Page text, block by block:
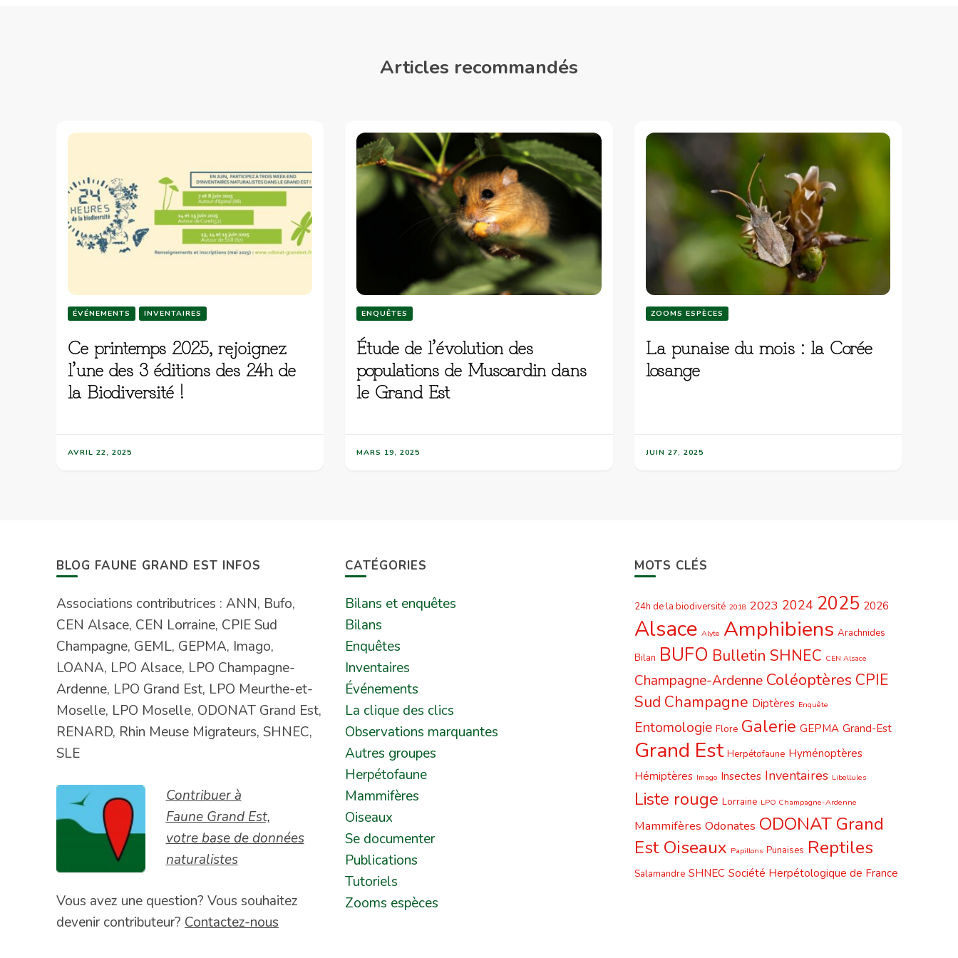
Articles recommandés
ÉVÉNEMENTS INVENTAIRES
Ce printemps 2025, rejoignez
l’une des 3 éditions des 24h de
la Biodiversité !
AVRIL 22, 2025
ENQUÊTES
Étude de l’évolution des
populations de Muscardin dans
le Grand Est
MARS 19, 2025
ZOOMS ESPÈCES
La punaise du mois : la Corée
losange
JUIN 27, 2025
BLOG FAUNE GRAND EST INFOS
Associations contributrices : ANN, Bufo,
CEN Alsace, CEN Lorraine, CPIE Sud
Champagne, GEML, GEPMA, Imago,
LOANA, LPO Alsace, LPO Champagne-
Ardenne, LPO Grand Est, LPO Meurthe-et-
Moselle, LPO Moselle, ODONAT Grand Est,
RENARD, Rhin Meuse Migrateurs, SHNEC,
SLE
Contribuer à
Faune Grand Est,
votre base de données
naturalistes
Vous avez une question? Vous souhaitez
devenir contributeur? Contactez-nous
CATÉGORIES
Bilans et enquêtes
Bilans
Enquêtes
Inventaires
Événements
La clique des clics
Observations marquantes
Autres groupes
Herpétofaune
Mammifères
Oiseaux
Se documenter
Publications
Tutoriels
Zooms espèces
MOTS CLÉS
24h de la biodiversité 2018 2023 2024 2025 2026
Alsace Alyte Amphibiens Arachnides
Bilan BUFO Bulletin SHNEC CEN Alsace
Champagne-Ardenne Coléoptères CPIE
Sud Champagne Diptères Enquête
Entomologie Flore Galerie GEPMA Grand-Est
Grand Est Herpétofaune Hyménoptères
Hémiptères Imago Insectes Inventaires Libellules
Liste rouge Lorraine LPO Champagne-Ardenne
Mammifères Odonates ODONAT Grand
Est Oiseaux Papillons Punaises Reptiles
Salamandre SHNEC Société Herpétologique de France